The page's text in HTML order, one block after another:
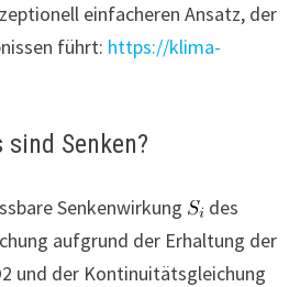
einfacheren Ansatz, der
führt: https://klima-
Senken?
Senkenwirkung
des
aufgrund der Erhaltung der
und der Kontinuitätsgleichung